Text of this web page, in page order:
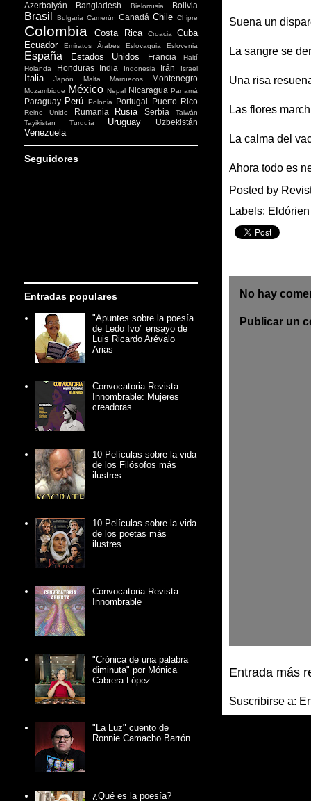
Suena un
La sangre se
Una risa
Las flores
La calma del
Ahora todo es
Posted by
Labels:
No hay
Publicar un
Entrada más
Suscribirse a:
Azerbaiyán
Bangladesh Bielorrusia Bolivia
Brasil Bulgaria Camerún Canadá Chile Chipre
Colombia Costa Rica Croacia
Cuba
Ecuador
Emiratos Árabes Eslovaquia Eslovenia
España Estados Unidos Francia
Haití
Holanda
Honduras India Indonesia Irán Israel
Italia Japón Malta Marruecos Montenegro
Mozambique México Nepal Nicaragua Panamá
Paraguay Perú Polonia Portugal Puerto Rico
Reino Unido Rumania Rusia Serbia
Taiwán
Tayikistán
Turquía Uruguay Uzbekistán
Venezuela
Seguidores
Entradas populares
"Apuntes sobre la poesía
de Ledo Ivo" ensayo de
Luis Ricardo Arévalo
Arias
Convocatoria Revista
Innombrable: Mujeres
creadoras
10 Películas sobre la vida
de los Filósofos más
ilustres
10 Películas sobre la vida
de los poetas más
ilustres
Convocatoria Revista
Innombrable
"Crónica de una palabra
diminuta" por Mónica
Cabrera López
"La Luz" cuento de
Ronnie Camacho Barrón
¿Qué es la poesía?